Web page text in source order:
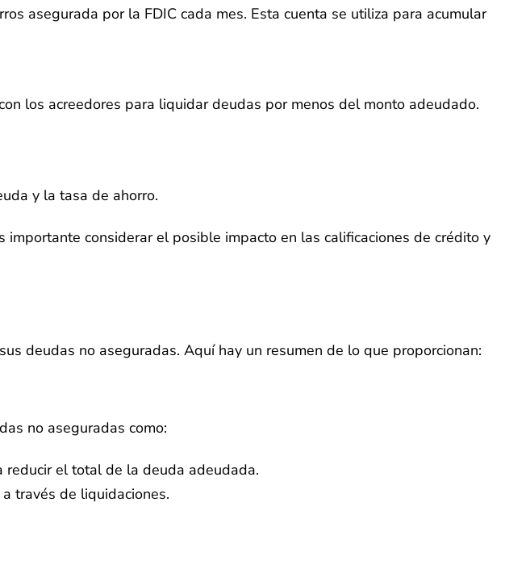
asegurada por la FDIC cada mes. Esta cuenta se utiliza para acumular
los acreedores para liquidar deudas por menos del monto adeudado.
y la tasa de ahorro.
considerar el posible impacto en las calificaciones de crédito y
deudas no aseguradas. Aquí hay un resumen de lo que proporcionan:
no aseguradas como:
reducir el total de la deuda adeudada.
través de liquidaciones.